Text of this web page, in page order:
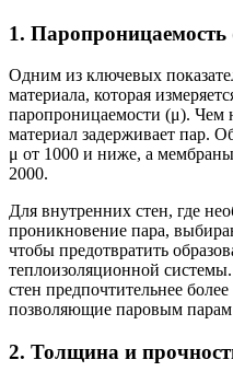
1. Паропроницаемость
Одним из ключевых
материала, которая
паропроницаемости (μ). Чем
материал задерживает пар.
μ от 1000 и ниже, а
2000.
Для внутренних стен, где
проникновение пара,
чтобы предотвратить
теплоизоляционной
стен предпочтительнее
позволяющие паровым
2. Толщина и